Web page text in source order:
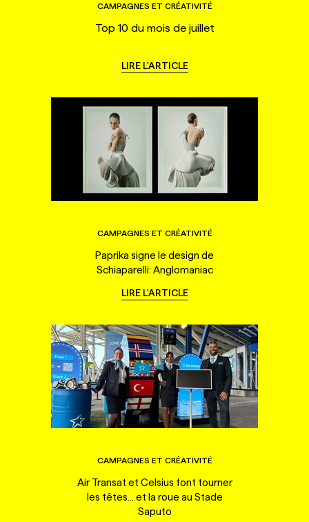
CAMPAGNES ET CRÉATIVITÉ
Top 10 du mois de juillet
LIRE L'ARTICLE
CAMPAGNES ET CRÉATIVITÉ
Paprika signe le design de
Schiaparelli: Anglomaniac
LIRE L'ARTICLE
CAMPAGNES ET CRÉATIVITÉ
Air Transat et Celsius font tourner
les têtes... et la roue au Stade
Saputo